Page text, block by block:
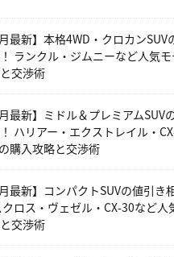
最新】本格4WD・クロカンSUV
ランクル・ジムニーなど人気
交渉術
最新】ミドル＆プレミアムSUV
ハリアー・エクストレイル・
購入攻略と交渉術
最新】コンパクトSUVの値引き
ロス・ヴェゼル・CX-30など人
交渉術